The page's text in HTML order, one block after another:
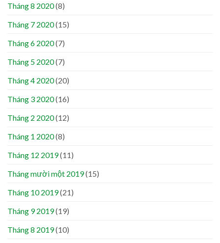
Tháng 8 2020(8)
Tháng 7 2020(15)
Tháng 6 2020(7)
Tháng 5 2020(7)
Tháng 4 2020(20)
Tháng 3 2020(16)
Tháng 2 2020(12)
Tháng 1 2020(8)
Tháng 12 2019(11)
Tháng mười một 2019(15)
Tháng 10 2019(21)
Tháng 9 2019(19)
Tháng 8 2019(10)